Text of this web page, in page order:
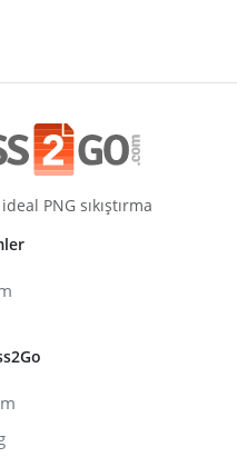
PNG sıkıştırma